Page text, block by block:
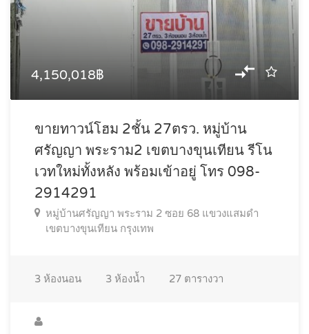
4,150,018฿
ขายทาวน์โฮม 2ชั้น 27ตรว. หมู่บ้าน
ศรัญญา พระราม2 เขตบางขุนเทียน รีโน
เวทใหม่ทั้งหลัง พร้อมเข้าอยู่ โทร 098-
2914291
หมู่บ้านศรัญญา พระราม 2 ซอย 68 แขวงแสมดำ
เขตบางขุนเทียน กรุงเทพ
3 ห้องนอน 3 ห้องน้ำ 27 ตารางวา